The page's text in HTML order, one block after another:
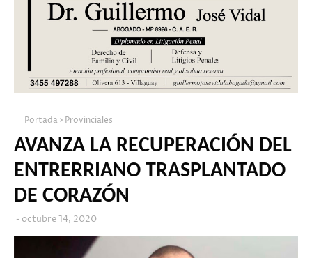
Portada Provinciales
AVANZA LA RECUPERACIÓN DEL
ENTRERRIANO TRASPLANTADO
DE CORAZÓN
octubre 14, 2020